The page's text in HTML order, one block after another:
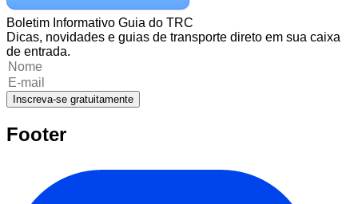
Boletim Informativo Guia do TRC
Dicas, novidades e guias de transporte direto em sua caixa
de entrada.
Inscreva-se gratuitamente
Footer